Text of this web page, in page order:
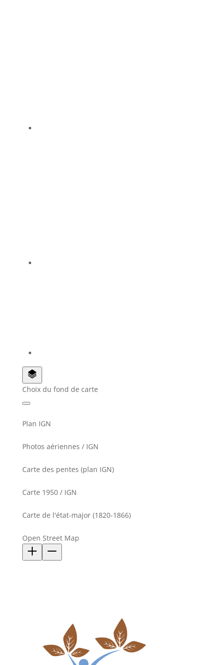
Choix du fond de carte
Plan IGN
Photos aériennes / IGN
Carte des pentes (plan IGN)
Carte 1950 / IGN
Carte de l'état-major (1820-1866)
Open Street Map